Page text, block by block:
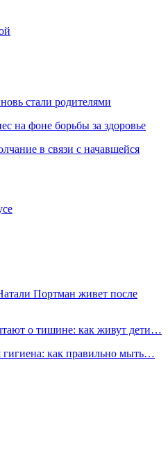
стали родителями
на фоне борьбы за здоровье
в связи с начавшейся
Портман живет после
о тишине: как живут дети…
гигиена: как правильно мыть…